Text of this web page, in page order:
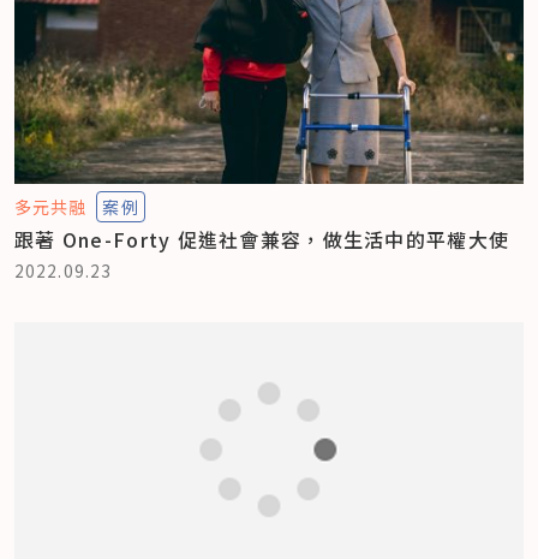
多元共融 案例
跟著 One-Forty 促進社會兼容，做生活中的平權大使
2022.09.23